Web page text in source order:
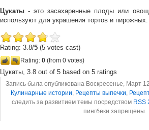
Цукаты- это засахаренные плоды или
используют для украшения тортов и пирожных.
Rating: 3.8/5 (5 votes cast)
Rating: 0 (from 0 votes)
Цукаты, 3.8 out of 5 based on 5 ratings
Запись была опубликована Воскресенье, Март
Кулинарные истории, Рецепты выпечки,
следить за развитием темы посредством RSS
пингбеки запрещены.